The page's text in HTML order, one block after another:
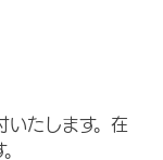
いたします。在